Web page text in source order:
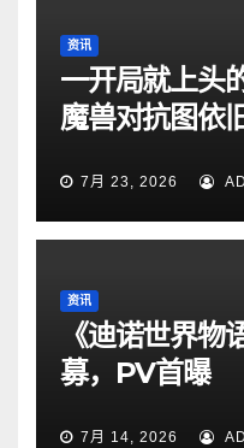
资讯
一开局就上头
魔兽对抗图依
7月 23, 2026
资讯
《迪诺世界物
募，PV首曝
7月 14, 2026